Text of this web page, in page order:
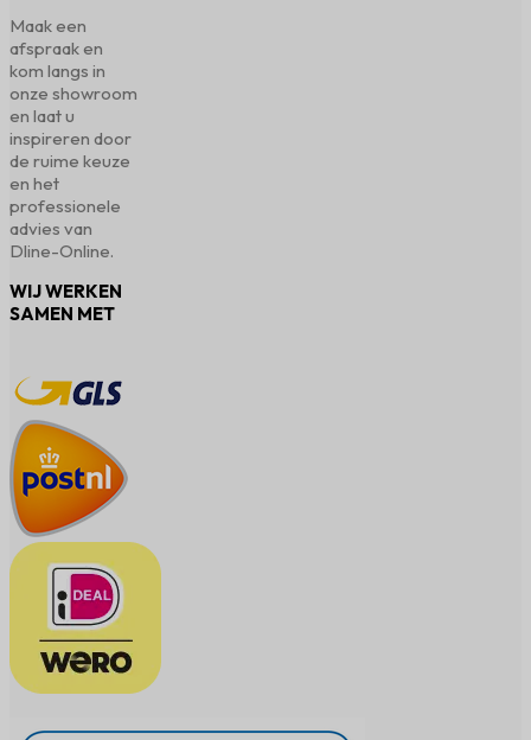
Maak een
afspraak en
kom langs in
onze showroom
en laat u
inspireren door
de ruime keuze
en het
professionele
advies van
Dline-Online.
WIJ WERKEN
SAMEN MET